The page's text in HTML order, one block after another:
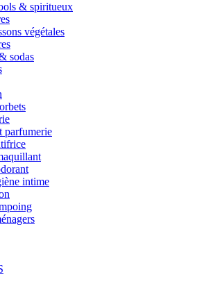
& spiritueux
végétales
sodas
parfumerie
intime